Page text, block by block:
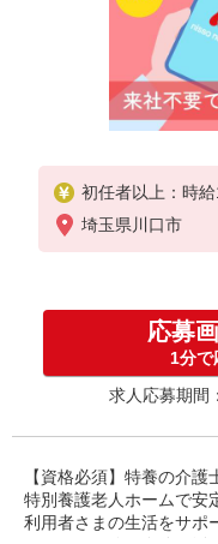
初任者以上：時
埼玉県川口市
応募
1分
求人応募期間
【資格必須】特養の介護
特別養護老人ホームで安
利用者さまの生活をサポ